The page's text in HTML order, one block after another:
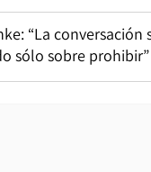
“La
sólo sobre prohibir”